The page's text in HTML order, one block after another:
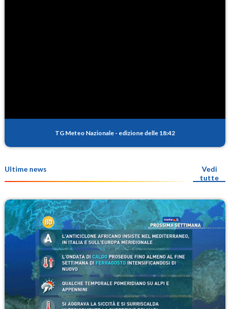
TG Meteo Nazionale - edizione delle 18:42
Ultime news
Vedi
tutte